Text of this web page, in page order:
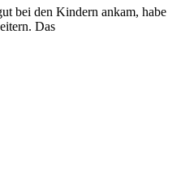
bei den Kindern ankam, habe
Das